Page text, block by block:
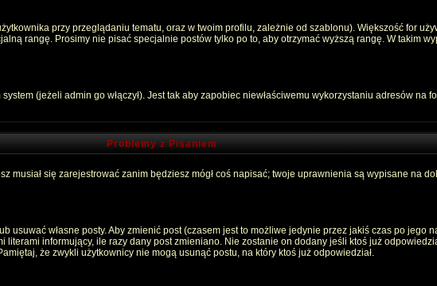
przy przeglądaniu tematu, oraz w twoim profilu, zależnie od szablonu). Większość for
rangę. Prosimy nie pisać specjalnie postów tylko po to, aby otrzymać wyższą rangę. W takim
(jeżeli admin go włączył). Jest tak aby zapobiec niewłaściwemu wykorzystaniu adresów na
Problemy z Pisaniem
musiał się zarejestrować zanim będziesz mógł coś napisać; twoje uprawnienia są wypisane na
własne posty. Aby zmienić post (czasem jest to możliwe jedynie przez jakiś czas po jego
informujący, ile razy dany post zmieniano. Nie zostanie on dodany jeśli ktoś już
że zwykli użytkownicy nie mogą usunąć postu, na który ktoś już odpowiedział.